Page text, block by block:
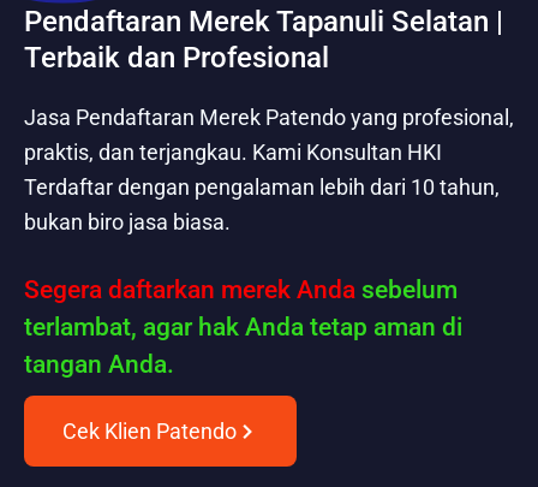
Pendaftaran Merek Tapanuli Selatan |
Terbaik dan Profesional
Jasa Pendaftaran Merek Patendo yang profesional,
praktis, dan terjangkau. Kami Konsultan HKI
Terdaftar dengan pengalaman lebih dari 10 tahun,
bukan biro jasa biasa.
Segera daftarkan merek Anda sebelum
terlambat, agar hak Anda tetap aman di
tangan Anda.
Cek Klien Patendo